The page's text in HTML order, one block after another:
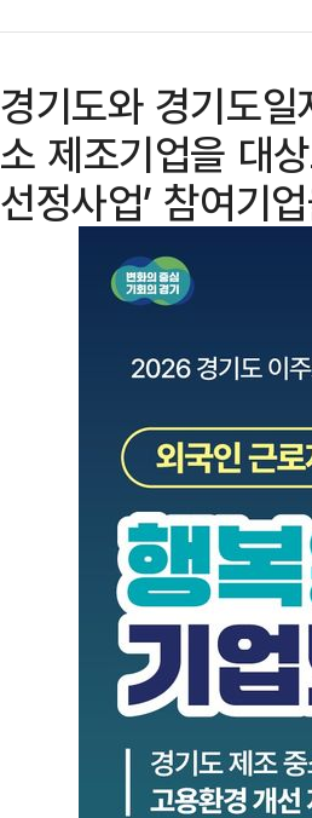
경기도와 경기도
소 제조기업을 대
선정사업’ 참여기